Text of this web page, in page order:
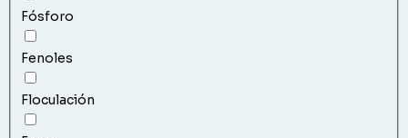
Fósforo
Fenoles
Floculación